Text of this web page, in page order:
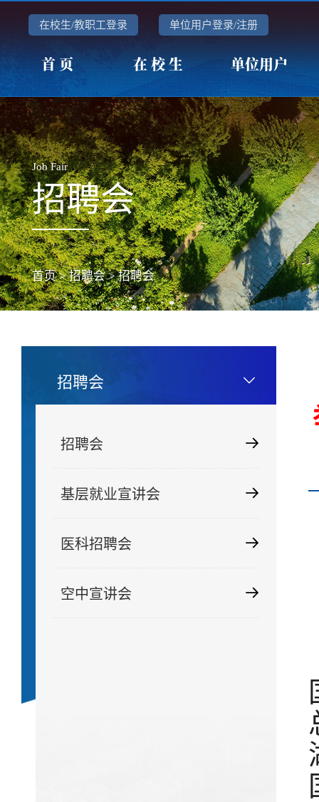
在校生/教职工登录 单位用户登录/注册
首 页 在 校 生 单位用户
Job Fair
招聘会
首页>招聘会>招聘会
招聘会
招聘会
基层就业宣讲会
医科招聘会
空中宣讲会